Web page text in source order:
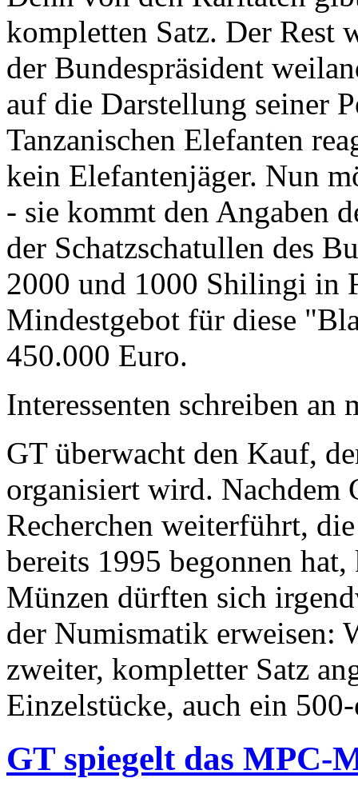
kompletten Satz. Der Rest
der Bundespräsident
auf die Darstellung seiner
Tanzanischen Elefanten
kein Elefantenjäger. Nun
- sie kommt den Angaben
der Schatzschatullen des
2000 und 1000 Shilingi in
Mindestgebot für diese
450.000 Euro.
Interessenten schreiben
GT überwacht den Kauf,
organisiert wird. Nachdem
Recherchen weiterführt,
bereits 1995 begonnen
Münzen dürften sich
der Numismatik erweisen:
zweiter, kompletter Satz
Einzelstücke, auch ein
GT spiegelt das MPC-